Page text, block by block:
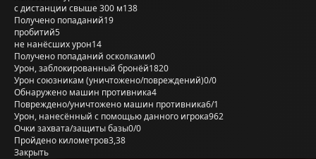
с дистанции свыше 300 м138
Получено попаданий19
пробитий5
не нанёсших урон14
Получено попаданий осколками0
Урон, заблокированный бронёй1820
Урон союзникам (уничтожено/повреждений)0/0
Обнаружено машин противника4
Повреждено/уничтожено машин противника6/1
Урон, нанесённый с помощью данного игрока962
Очки захвата/защиты базы0/0
Пройдено километров3,38
Закрыть